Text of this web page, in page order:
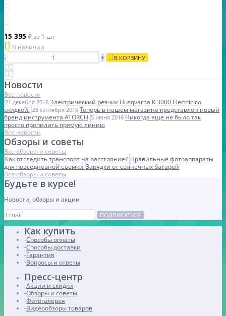
15 395 ₽за 1 шт
В наличии
-
+ В КОРЗИНУ
Новости
Все новости
21 декабря 2016 Электрический резчик Husqvarna K 3000 Electric со
скидкой! 25 сентября 2016 Теперь в нашем магазине представлен новый
бренд инструмента ATORCH 5 июня 2016 Никогда еще не было так
просто пропилить прямую линию
Все новости
Обзоры и советы
Все обзоры и советы
Как отследить транспорт на расстояние? Правильные фотоаппараты
для повседневной съемки Зарядки от солнечных батарей
Все обзоры и советы
Будьте в курсе!
Новости, обзоры и акции
ПОДПИСАТЬСЯ
Как купить
Способы оплаты
Способы доставки
Гарантия
Вопросы и ответы
Пресс-центр
Акции и скидки
Обзоры и советы
Фотогалерея
Видеообзоры товаров